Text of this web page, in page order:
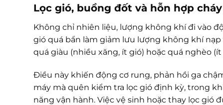
Lọc gió, buồng đốt và hỗn hợp
Không chỉ nhiên liệu, lượng không khí đi vào
gió quá bẩn làm giảm lưu lượng không khí
quá giàu (nhiều xăng, ít gió) hoặc quá nghèo
Điều này khiến động cơ rung, phản hồi ga
máy mà quên kiểm tra lọc gió định kỳ, trong
năng vận hành. Việc vệ sinh hoặc thay lọc gió